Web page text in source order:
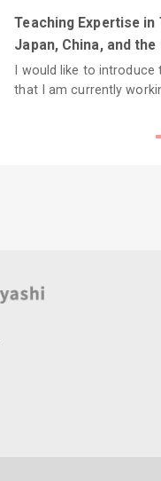
Teaching Expertise in
Japan, China, and the
I would like to
that I am currently